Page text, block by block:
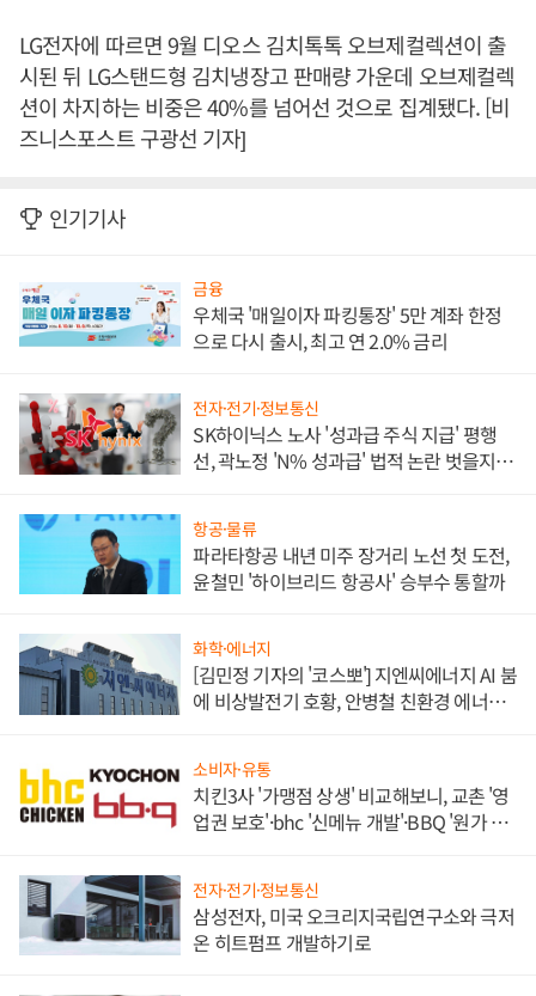
LG전자에 따르면 9월 디오스 김치톡톡 오브제컬렉션이 출
시된 뒤 LG스탠드형 김치냉장고 판매량 가운데 오브제컬렉
션이 차지하는 비중은 40%를 넘어선 것으로 집계됐다. [비
즈니스포스트 구광선 기자]
인기기사
금융
우체국 '매일이자 파킹통장' 5만 계좌 한정
으로 다시 출시, 최고 연 2.0% 금리
전자·전기·정보통신
SK하이닉스 노사 '성과급 주식 지급' 평행
선, 곽노정 'N% 성과급' 법적 논란 벗을지 주
항공·물류
파라타항공 내년 미주 장거리 노선 첫 도전,
윤철민 '하이브리드 항공사' 승부수 통할까
화학·에너지
[김민정 기자의 '코스뽀'] 지엔씨에너지 AI 붐
에 비상발전기 호황, 안병철 친환경 에너지
소비자·유통
치킨3사 '가맹점 상생' 비교해보니, 교촌 '영
업권 보호'·bhc '신메뉴 개발'·BBQ '원가 부
전자·전기·정보통신
삼성전자, 미국 오크리지국립연구소와 극저
온 히트펌프 개발하기로